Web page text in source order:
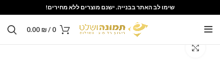
שימו לב האתר בבנייה. ישנם מוצרים ללא מחירים!
0
/
0.00 ₪